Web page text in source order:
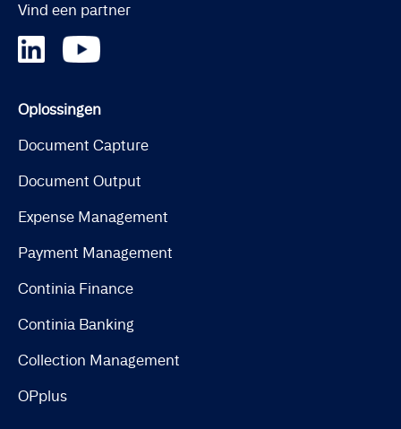
Vind een partner
Oplossingen
Document Capture
Document Output
Expense Management
Payment Management
Continia Finance
Continia Banking
Collection Management
OPplus